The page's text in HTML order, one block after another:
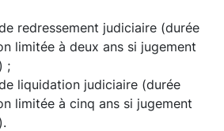
redressement judiciaire (durée
limitée à deux ans si jugement
;
liquidation judiciaire (durée
limitée à cinq ans si jugement